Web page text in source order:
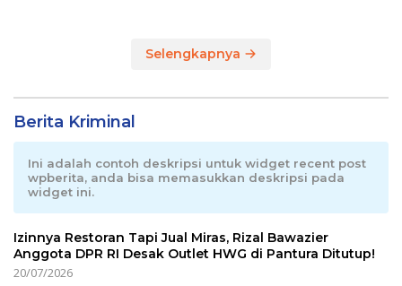
Selengkapnya
Berita Kriminal
Ini adalah contoh deskripsi untuk widget recent post
wpberita, anda bisa memasukkan deskripsi pada
widget ini.
Izinnya Restoran Tapi Jual Miras, Rizal Bawazier
Anggota DPR RI Desak Outlet HWG di Pantura Ditutup!
20/07/2026